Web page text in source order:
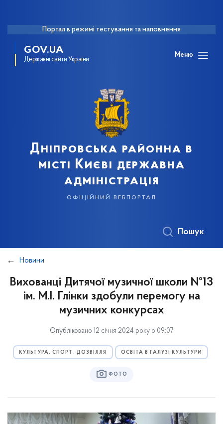
Портал в режимі тестування та наповнення
GOV.UA
Державні сайти України
Меню
Дніпровська районна в
місті Києві державна
адміністрація
офіційний вебпортал
Пошук
Новини
Вихованці Дитячої музичної школи №13
ім. М.І. Глінки здобули перемогу на
музичних конкурсах
Опубліковано 12 січня 2024 року о 09:07
КУЛЬТУРА, СПОРТ, ДОЗВІЛЛЯ ОСВІТА В ГАЛУЗІ КУЛЬТУРИ
ФОТО